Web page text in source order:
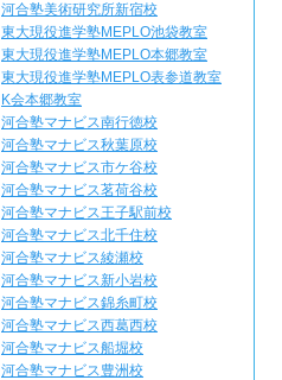
河合塾美術研究所新宿校
東大現役進学塾MEPLO池袋教室
東大現役進学塾MEPLO本郷教室
東大現役進学塾MEPLO表参道教室
K会本郷教室
河合塾マナビス南行徳校
河合塾マナビス秋葉原校
河合塾マナビス市ケ谷校
河合塾マナビス茗荷谷校
河合塾マナビス王子駅前校
河合塾マナビス北千住校
河合塾マナビス綾瀬校
河合塾マナビス新小岩校
河合塾マナビス錦糸町校
河合塾マナビス西葛西校
河合塾マナビス船堀校
河合塾マナビス豊洲校